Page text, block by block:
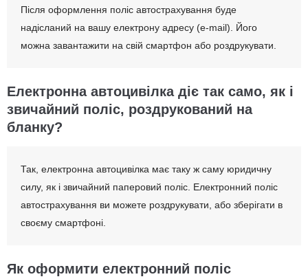
Після оформлення поліс автострахування буде
надісланий на вашу електрону адресу (e-mail). Його
можна завантажити на свій смартфон або роздрукувати.
Електронна автоцивілка діє так само, як і
звичайний поліс, роздрукований на
бланку?
Так, електронна автоцивілка має таку ж саму юридичну
силу, як і звичайний паперовий поліс. Електронний поліс
автострахування ви можете роздрукувати, або зберігати в
своєму смартфоні.
Як оформити електронний поліс